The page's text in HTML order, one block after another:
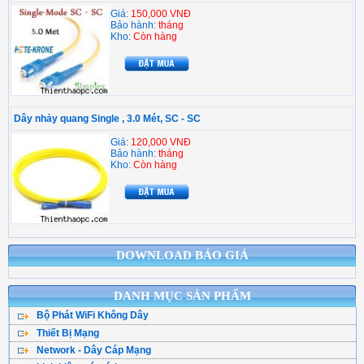
DOWNLOAD BÁO GIÁ
DANH MỤC SẢN PHẨM
Bộ Phát WiFi Không Dây
Bộ Phát WiFi TPLink
WiFi Tenda - DLink
Thiết Bị Mạng
WiFi Mesh
Network - Dây Cáp Mạng
Giá: 150,000 VNĐ
Bảo hành: tháng
Kho: Còn hàng
Dây nhảy quang Single , 3.0 Mét, SC - SC
Giá: 120,000 VNĐ
Bảo hành: tháng
Kho: Còn hàng